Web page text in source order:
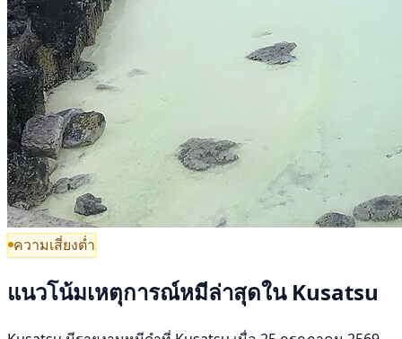
ความเสี่ยงต่ำ
แนวโน้มเหตุการณ์หมีล่าสุดใน Kusatsu